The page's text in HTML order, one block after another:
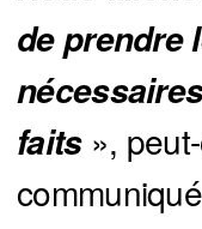
de prendre
faits »,